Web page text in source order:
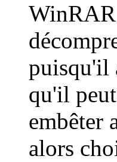
puisqu'il
qu'il
embêter
alors